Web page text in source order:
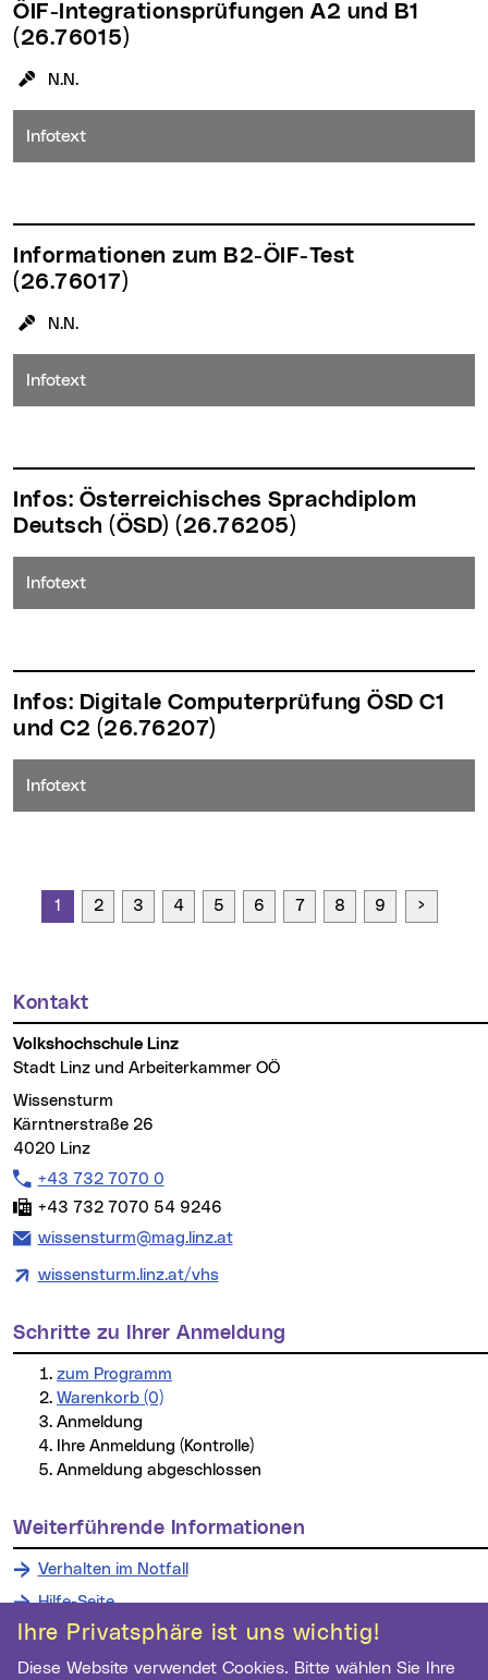
Ihre Privatsphäre ist uns wichtig!
Diese Website verwendet Cookies. Bitte wählen Sie Ihre
ÖIF-Integrationsprüfungen A2 und B1
(26.76015)
KursleiterIn:
N.N.
Infotext
Informationen zum B2-ÖIF-Test
(26.76017)
KursleiterIn:
N.N.
Infotext
Deutsch (ÖSD) (26.76205)
Infotext
und C2 (26.76207)
Infotext
1 2 3 4 5 6 7 8 9 Seite
Weitere Informationen
Kontakt
Volkshochschule Linz
Stadt Linz und Arbeiterkammer OÖ
Wissensturm
Kärntnerstraße 26
4020 Linz
Telefon:
+43 732 7070 0
Fax:
+43 732 7070 54 9246
E-Mail Adresse:
wissensturm@mag.linz.at
wissensturm.linz.at/vhs
Schritte zu Ihrer Anmeldung
zum Programm
Warenkorb (0)
Anmeldung
Ihre Anmeldung (Kontrolle)
Anmeldung abgeschlossen
weiterführende Informationen
Verhalten im Notfall
Hilfe-Seite